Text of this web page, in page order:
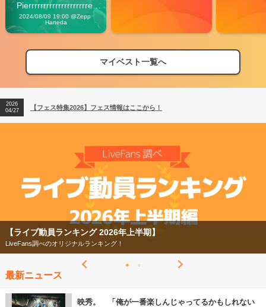
Pierrrrrrrrrrrrrrrrrrrre
Vibes
2024/08/09 19:00 @Zepp
Haneda
マイベスト一覧へ
【フェス特集2026】フェス情報はここから！
【ライブ動員ランキング】2026年上半期編発表！
2026
04/27
【フェス特集2026】フェス情報はここから！
2026
グ 2026年上半期】
ンキング！
最新ニュース
映秀。 「俺が一番楽しんじゃってるかもしれない